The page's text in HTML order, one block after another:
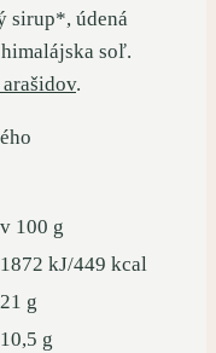
sirup*, údená
soľ.
.
v 100 g
1872 kJ/449 kcal
21 g
10,5 g